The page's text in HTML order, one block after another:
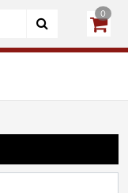
CREEAZĂ CONT
0